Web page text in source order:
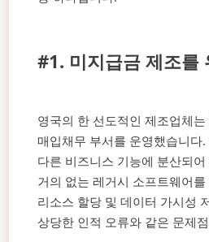
#1. 미지급금 제조를
영국의 한 선도적인 제조업체
매입채무 부서를 운영했습니다
다른 비즈니스 기능에 분산되
거의 없는 레거시 소프트웨어
리소스 할당 및 데이터 가시성
상당한 인적 오류와 같은 문제